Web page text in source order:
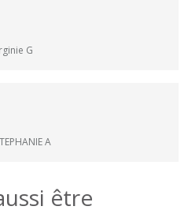
G
A
être